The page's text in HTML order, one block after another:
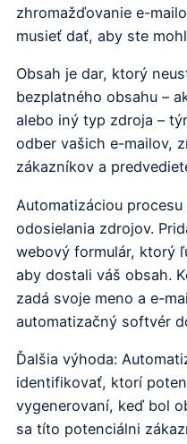
zhromažďovanie e-
musieť dať, aby ste
Obsah je dar, ktorý
bezplatného obsahu –
alebo iný typ zdroja –
odber vašich e-mailov,
zákazníkov a
Automatizáciou
odosielania zdrojov.
webový formulár, ktorý
aby dostali váš obsah.
zadá svoje meno a e-
automatizačný softvér
Ďalšia výhoda:
identifikovať, ktorí
vygenerovaní, keď bol
sa títo potenciálni